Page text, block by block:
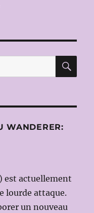
sur
DER
27
MARS
Simon
Ms
en
WANDERER:
) est actuellement
lourde attaque.
un nouveau